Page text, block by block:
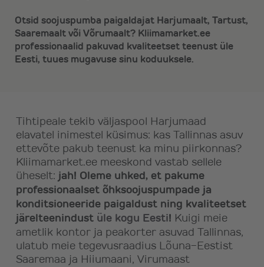
Otsid soojuspumba paigaldajat Harjumaalt, Tartust,
Saaremaalt või Võrumaalt? Kliimamarket.ee
professionaalid pakuvad kvaliteetset teenust üle
Eesti, tuues mugavuse sinu koduuksele.
Tihtipeale tekib väljaspool Harjumaad
elavatel inimestel küsimus: kas Tallinnas asuv
ettevõte pakub teenust ka minu piirkonnas?
Kliimamarket.ee meeskond vastab sellele
üheselt: jah! Oleme uhked, et pakume
professionaalset õhksoojuspumpade ja
konditsioneeride paigaldust ning kvaliteetset
järelteenindust üle kogu Eesti! Kuigi meie
ametlik kontor ja peakorter asuvad Tallinnas,
ulatub meie tegevusraadius Lõuna-Eestist
Saaremaa ja Hiiumaani, Virumaast